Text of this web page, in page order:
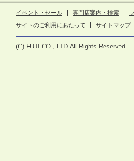
イベント・セール 専門店案内・検索
サイトのご利用にあたって
サイトマップ
(C) FUJI CO., LTD.All Rights Reserved.